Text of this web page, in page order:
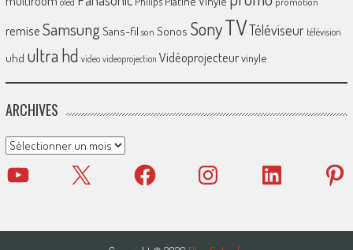
remiseSamsungSans-fil son Sonos SonyTVTéléviseur télévision
uhd ultra hd video videoprojection Vidéoprojecteurvinyle
ARCHIVES
Archives
YouTube X Facebook Instagram LinkedIn